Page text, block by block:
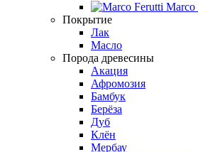
Marco
Покрытие
Лак
Масло
Порода древесины
Акация
Афромозия
Бамбук
Берёза
Дуб
Клён
Мербау